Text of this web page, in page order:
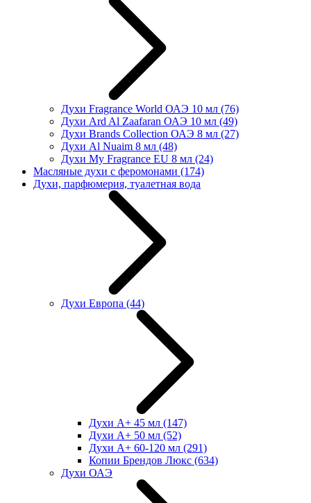
Духи Fragrance World ОАЭ 10 мл (76)
Духи Ard Al Zaafaran ОАЭ 10 мл (49)
Духи Brands Collection ОАЭ 8 мл (27)
Духи Al Nuaim 8 мл (48)
Духи My Fragrance EU 8 мл (24)
Масляные духи с феромонами (174)
Духи, парфюмерия, туалетная вода
Духи Европа (44)
Духи А+ 45 мл (147)
Духи А+ 50 мл (52)
Духи А+ 60-120 мл (291)
Копии Брендов Люкс (634)
Духи ОАЭ